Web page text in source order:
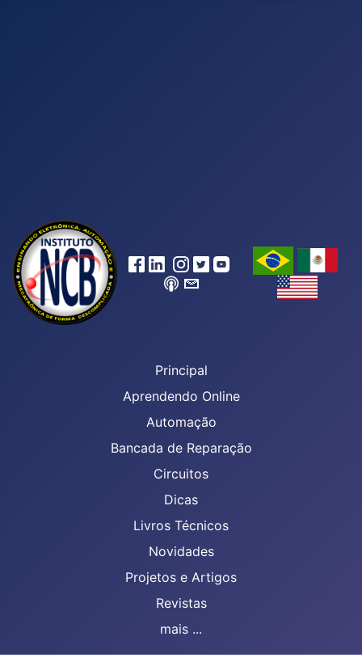
Principal
Aprendendo Online
Automação
Bancada de Reparação
Circuitos
Dicas
Livros Técnicos
Novidades
Projetos e Artigos
Revistas
mais ...